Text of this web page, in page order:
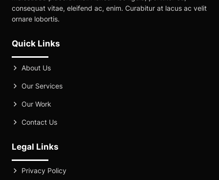
consequat vitae, eleifend ac, enim. Curabitur at lacus ac velit
ornare lobortis.
Quick Links
About Us
Our Services
Our Work
Contact Us
Legal Links
Privacy Policy